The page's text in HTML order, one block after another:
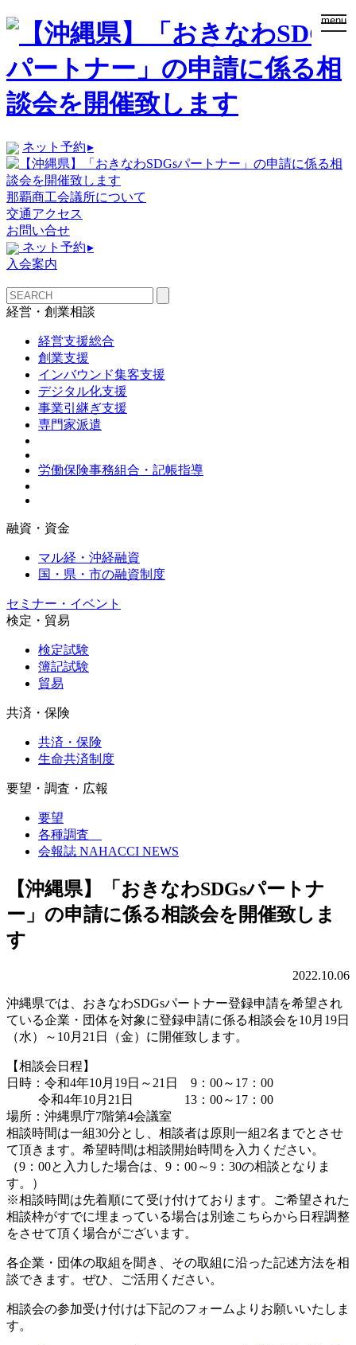
menu
ネット予約▸
那覇商工会議所について
交通アクセス
お問い合せ
ネット予約▸
入会案内
経営・創業相談
経営支援総合
創業支援
インバウンド集客支援
デジタル化支援
事業引継ぎ支援
専門家派遣
労働保険事務組合・記帳指導
融資・資金
マル経・沖経融資
国・県・市の融資制度
セミナー・イベント
検定・貿易
検定試験
簿記試験
貿易
共済・保険
共済・保険
生命共済制度
要望・調査・広報
要望
各種調査
会報誌 NAHACCI NEWS
【沖縄県】「おきなわSDGsパートナ
ー」の申請に係る相談会を開催致しま
す
2022.10.06
沖縄県では、おきなわSDGsパートナー登録申請を希望され
ている企業・団体を対象に登録申請に係る相談会を10月19日
（水）～10月21日（金）に開催致します。
【相談会日程】
日時：令和4年10月19日～21日 9：00～17：00
令和4年10月21日 13：00～17：00
場所：沖縄県庁7階第4会議室
相談時間は一組30分とし、相談者は原則一組2名までとさせ
て頂きます。希望時間は相談開始時間を入力ください。
（9：00と入力した場合は、9：00～9：30の相談となりま
す。）
※相談時間は先着順にて受け付けております。ご希望された
相談枠がすでに埋まっている場合は別途こちらから日程調整
をさせて頂く場合がございます。
各企業・団体の取組を聞き、その取組に沿った記述方法を相
談できます。ぜひ、ご活用ください。
相談会の参加受け付けは下記のフォームよりお願いいたしま
す。